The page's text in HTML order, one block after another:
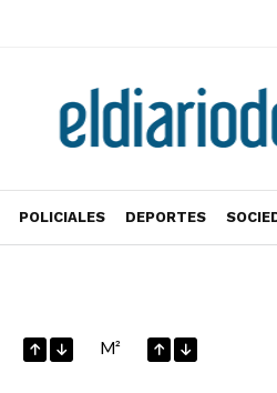
POLICIALES DEPORTES
M²